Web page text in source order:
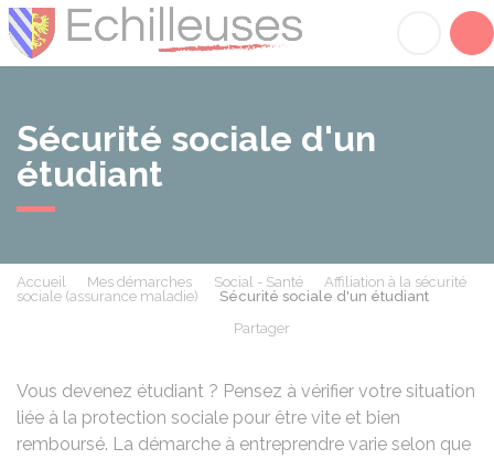
Sécurité sociale d'un
étudiant
Accueil Mes démarches Social - Santé
Affiliation à la sécurité
sociale (assurance maladie)
Sécurité sociale d'un étudiant
Partager
Vous devenez étudiant ? Pensez à vérifier votre situation
liée à la protection sociale pour être vite et bien
remboursé. La démarche à entreprendre varie selon que